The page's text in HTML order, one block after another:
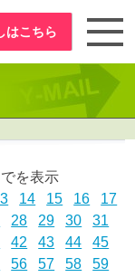
はこちら
を表示
14 15 16
17
28 29 30
31
42 43 44
45
56 57 58
59